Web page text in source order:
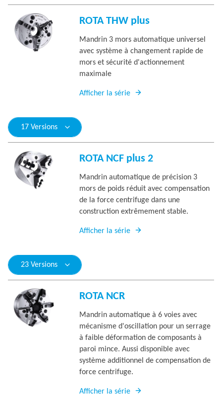
ROTA THW plus
Mandrin 3 mors automatique universel
avec système à changement rapide de
mors et sécurité d'actionnement
maximale
Afficher la série
17 Versions
ROTA NCF plus 2
Mandrin automatique de précision 3
mors de poids réduit avec compensation
de la force centrifuge dans une
construction extrêmement stable.
Afficher la série
23 Versions
ROTA NCR
Mandrin automatique à 6 voies avec
mécanisme d'oscillation pour un serrage
à faible déformation de composants à
paroi mince. Aussi disponible avec
système additionnel de compensation de
force centrifuge.
Afficher la série